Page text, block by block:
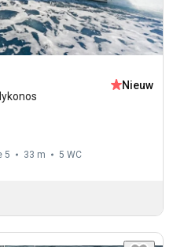
Nieuw
5 33 m 5 WC